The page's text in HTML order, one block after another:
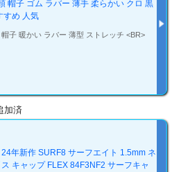
帽子 ゴム ラバー 薄手 柔らかい クロ 黒
すめ 人気
子 暖かい ラバー 薄型 ストレッチ <BR>
加済
24年新作 SURF8 サーフエイト 1.5mm ネ
キャップ FLEX 84F3NF2 サーフキャ